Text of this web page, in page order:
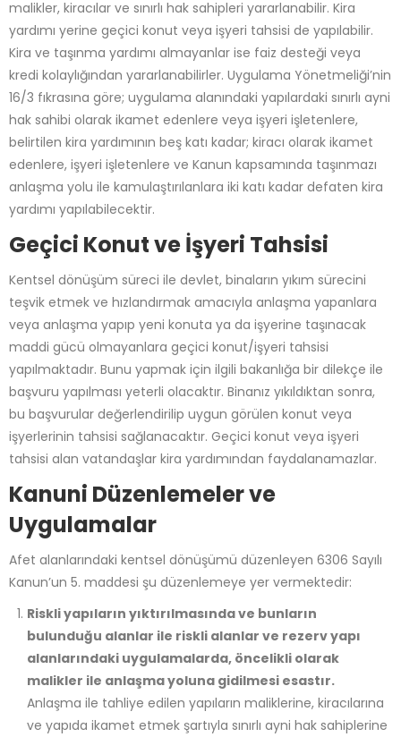
malikler, kiracılar ve sınırlı hak sahipleri yararlanabilir. Kira
yardımı yerine geçici konut veya işyeri tahsisi de yapılabilir.
Kira ve taşınma yardımı almayanlar ise faiz desteği veya
kredi kolaylığından yararlanabilirler. Uygulama Yönetmeliği’nin
16/3 fıkrasına göre; uygulama alanındaki yapılardaki sınırlı ayni
hak sahibi olarak ikamet edenlere veya işyeri işletenlere,
belirtilen kira yardımının beş katı kadar; kiracı olarak ikamet
edenlere, işyeri işletenlere ve Kanun kapsamında taşınmazı
anlaşma yolu ile kamulaştırılanlara iki katı kadar defaten kira
yardımı yapılabilecektir.
Geçici Konut ve İşyeri Tahsisi
Kentsel dönüşüm süreci ile devlet, binaların yıkım sürecini
teşvik etmek ve hızlandırmak amacıyla anlaşma yapanlara
veya anlaşma yapıp yeni konuta ya da işyerine taşınacak
maddi gücü olmayanlara geçici konut/işyeri tahsisi
yapılmaktadır. Bunu yapmak için ilgili bakanlığa bir dilekçe ile
başvuru yapılması yeterli olacaktır. Binanız yıkıldıktan sonra,
bu başvurular değerlendirilip uygun görülen konut veya
işyerlerinin tahsisi sağlanacaktır. Geçici konut veya işyeri
tahsisi alan vatandaşlar kira yardımından faydalanamazlar.
Kanuni Düzenlemeler ve
Uygulamalar
Afet alanlarındaki kentsel dönüşümü düzenleyen 6306 Sayılı
Kanun’un 5. maddesi şu düzenlemeye yer vermektedir:
Riskli yapıların yıktırılmasında ve bunların
bulunduğu alanlar ile riskli alanlar ve rezerv yapı
alanlarındaki uygulamalarda, öncelikli olarak
malikler ile anlaşma yoluna gidilmesi esastır.
Anlaşma ile tahliye edilen yapıların maliklerine, kiracılarına
ve yapıda ikamet etmek şartıyla sınırlı ayni hak sahiplerine